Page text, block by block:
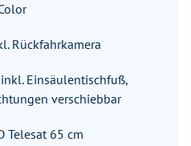
Rückfahrkamera
Einsäulentischfuß,
verschiebbar
Telesat 65 cm